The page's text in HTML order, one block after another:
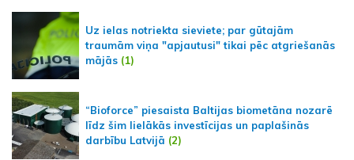
Uz ielas notriekta sieviete; par gūtajām
traumām viņa "apjautusi" tikai pēc atgriešanās
mājās (1)
“Bioforce” piesaista Baltijas biometāna nozarē
līdz šim lielākās investīcijas un paplašinās
darbību Latvijā (2)